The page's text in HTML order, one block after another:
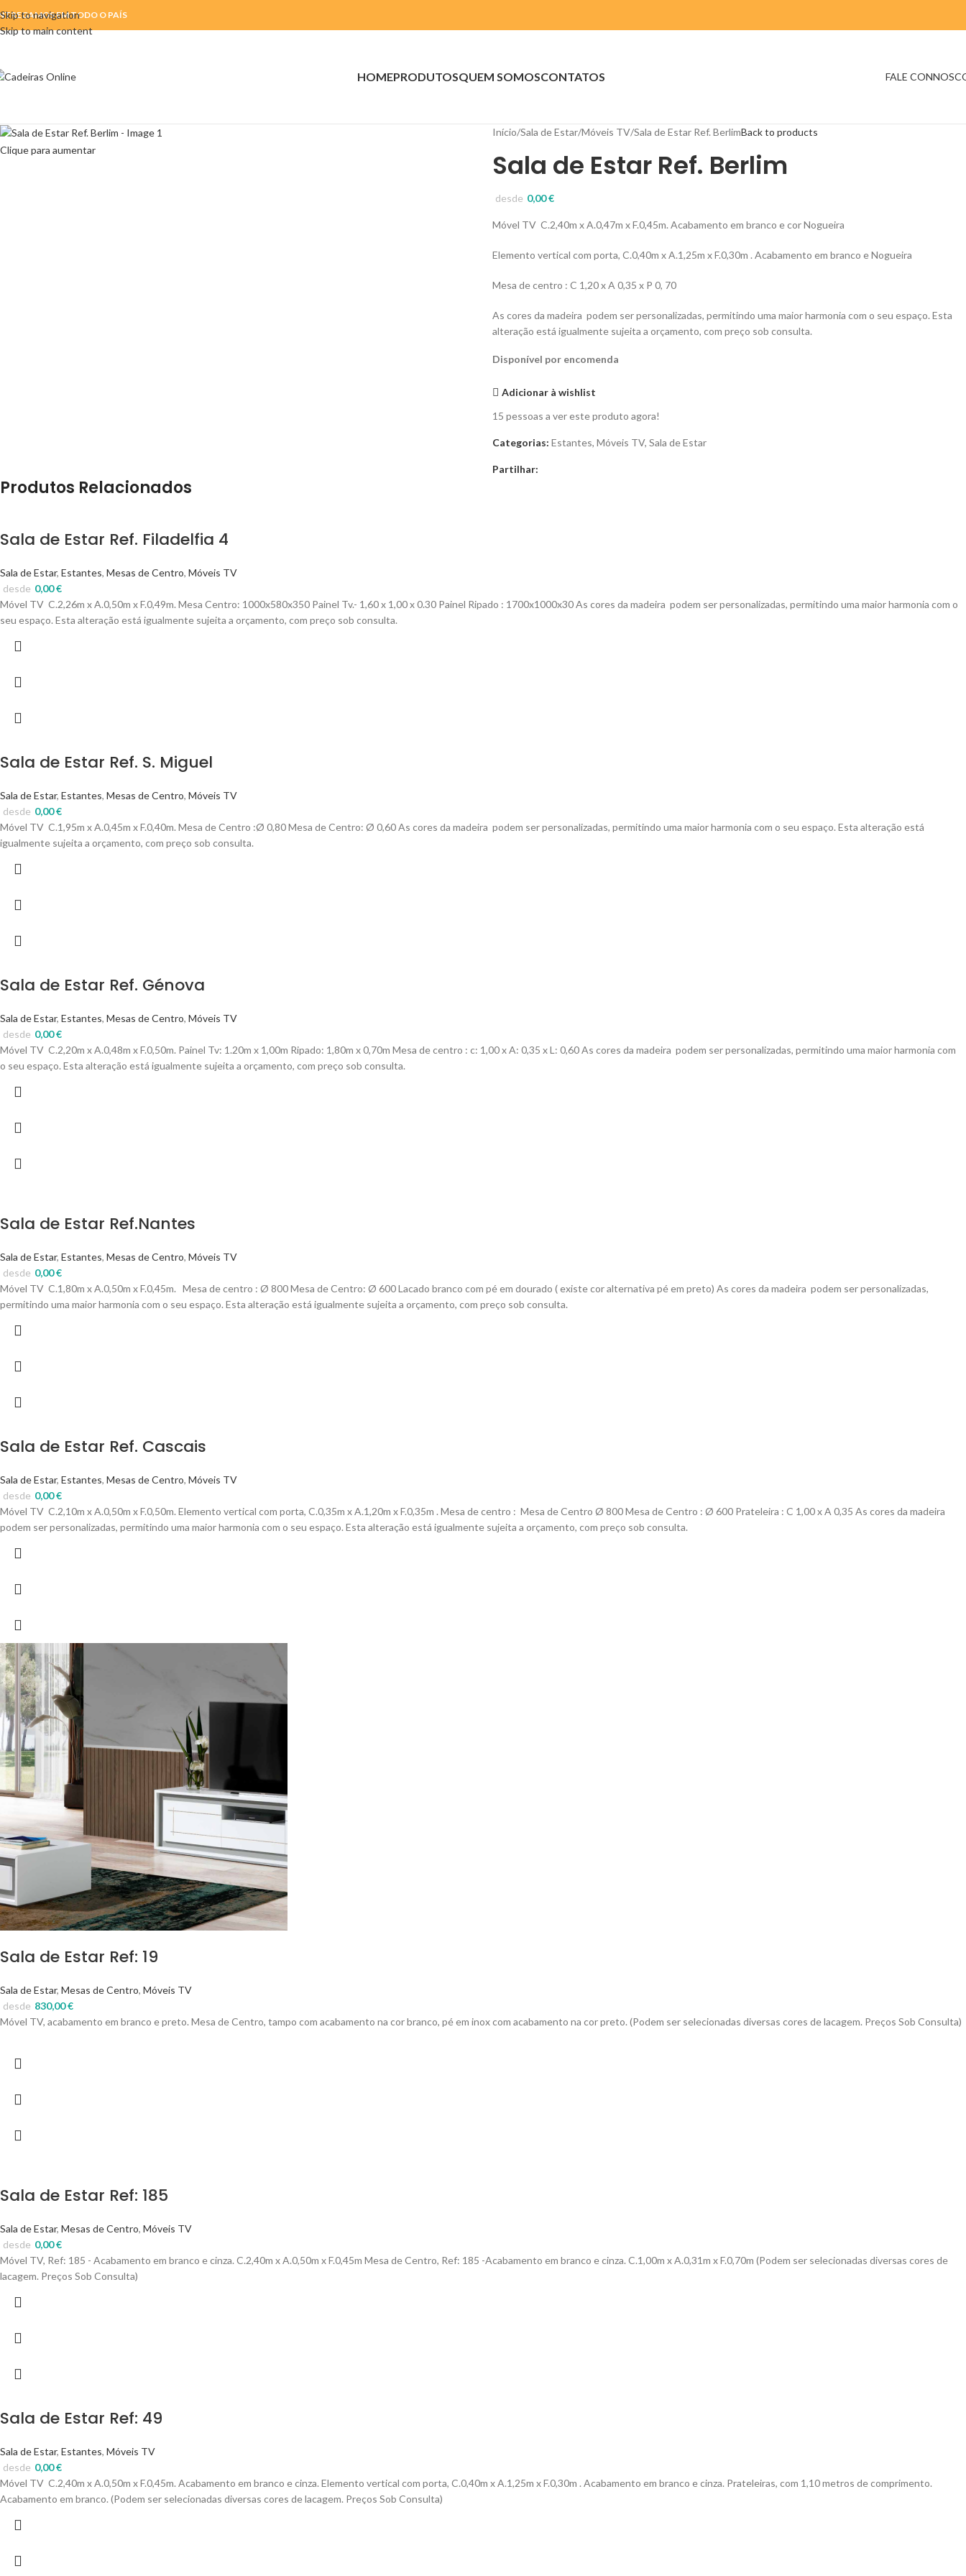
Skip to navigation
Skip to main content
EM TODO O PAÍS
HOMEPRODUTOSQUEM SOMOSCONTATOS FALE
Clique para aumentar
Início Sala de Estar Móveis TV Sala de Estar Ref. BerlimBack to products
Sala de Estar Ref. Berlim
0,00€
desde
Móvel TV C.2,40m x A.0,47m x F.0,45m. Acabamento em branco e cor Nogueira
Elemento vertical com porta, C.0,40m x A.1,25m x F.0,30m . Acabamento em branco e Nogueira
Mesa de centro : C 1,20 x A 0,35 x P 0, 70
As cores da madeira podem ser personalizadas, permitindo uma maior harmonia com o seu espaço. Esta
alteração está igualmente sujeita a orçamento, com preço sob consulta.
Disponível por encomenda
Adicionar à wishlist
15 pessoas a ver este produto agora!
Categorias: Estantes, Móveis TV, Sala de Estar
Partilhar:
Produtos Relacionados
Sala de Estar Ref. Filadelfia 4
Sala de Estar, Estantes, Mesas de Centro, Móveis TV
0,00€
desde
Móvel TV C.2,26m x A.0,50m x F.0,49m. Mesa Centro: 1000x580x350 Painel Tv.- 1,60 x 1,00 x 0.30 Painel Ripado : 1700x1000x30As cores da madeira podem ser personalizadas, permitindo uma maior harmonia com o
seu espaço. Esta alteração está igualmente sujeita a orçamento, com preço sob consulta.
Sala de Estar Ref. S. Miguel
Sala de Estar, Estantes, Mesas de Centro, Móveis TV
0,00€
desde
Móvel TV C.1,95m x A.0,45m x F.0,40m. Mesa de Centro :Ø 0,80Mesa de Centro: Ø 0,60As cores da madeira podem ser personalizadas, permitindo uma maior harmonia com o seu espaço. Esta alteração está
igualmente sujeita a orçamento, com preço sob consulta.
Sala de Estar Ref. Génova
Sala de Estar, Estantes, Mesas de Centro, Móveis TV
0,00€
desde
Móvel TV C.2,20m x A.0,48m x F.0,50m. Painel Tv: 1.20m x 1,00m Ripado: 1,80m x 0,70m Mesa de centro : c: 1,00 x A: 0,35 x L: 0,60 As cores da madeira podem ser personalizadas, permitindo uma maior harmonia com
o seu espaço. Esta alteração está igualmente sujeita a orçamento, com preço sob consulta.
Sala de Estar Ref.Nantes
Sala de Estar, Estantes, Mesas de Centro, Móveis TV
0,00€
desde
Móvel TV C.1,80m x A.0,50m x F.0,45m. Mesa de centro : Ø 800Mesa de Centro: Ø 600Lacado branco com pé em dourado ( existe cor alternativa pé em preto) As cores da madeira podem ser personalizadas,
permitindo uma maior harmonia com o seu espaço. Esta alteração está igualmente sujeita a orçamento, com preço sob consulta.
Sala de Estar Ref. Cascais
Sala de Estar, Estantes, Mesas de Centro, Móveis TV
0,00€
desde
Móvel TV C.2,10m x A.0,50m x F.0,50m. Elemento vertical com porta, C.0,35m x A.1,20m x F.0,35m . Mesa de centro : Mesa de Centro Ø 800Mesa de Centro : Ø 600 Prateleira : C 1,00 x A 0,35 As cores da madeira
podem ser personalizadas, permitindo uma maior harmonia com o seu espaço. Esta alteração está igualmente sujeita a orçamento, com preço sob consulta.
Sala de Estar Ref: 19
Sala de Estar, Mesas de Centro, Móveis TV
830,00€
desde
Móvel TV, acabamento em branco e preto. Mesa de Centro, tampo com acabamento na cor branco, pé em inox com acabamento na cor preto. (Podem ser selecionadas diversas cores de lacagem. Preços Sob Consulta)
Sala de Estar Ref: 185
Sala de Estar, Mesas de Centro, Móveis TV
0,00€
desde
Móvel TV, Ref: 185 - Acabamento em branco e cinza. C.2,40m x A.0,50m x F.0,45m Mesa de Centro, Ref: 185 -Acabamento em branco e cinza. C.1,00m x A.0,31m x F.0,70m (Podem ser selecionadas diversas cores de
lacagem. Preços Sob Consulta)
Sala de Estar Ref: 49
Sala de Estar, Estantes, Móveis TV
0,00€
desde
Móvel TV C.2,40m x A.0,50m x F.0,45m. Acabamento em branco e cinza. Elemento vertical com porta, C.0,40m x A.1,25m x F.0,30m . Acabamento em branco e cinza. Prateleiras, com 1,10 metros de comprimento.
Acabamento em branco. (Podem ser selecionadas diversas cores de lacagem. Preços Sob Consulta)